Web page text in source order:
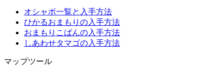
オシャボ一覧と入手方法
ひかるおまもりの入手方法
おまもりこばんの入手方法
しあわせタマゴの入手方法
マップツール